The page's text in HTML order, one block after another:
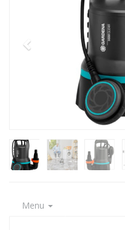
Menu